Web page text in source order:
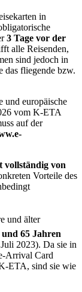
in
3 Tage vor der
alle Reisenden,
sind jedoch in
das fliegende bzw.
europäische
vom K-ETA
auf der
vollständig von
Vorteile des
und älter
65 Jahren
2023). Da sie in
Arrival Card
ETA, sind sie wie